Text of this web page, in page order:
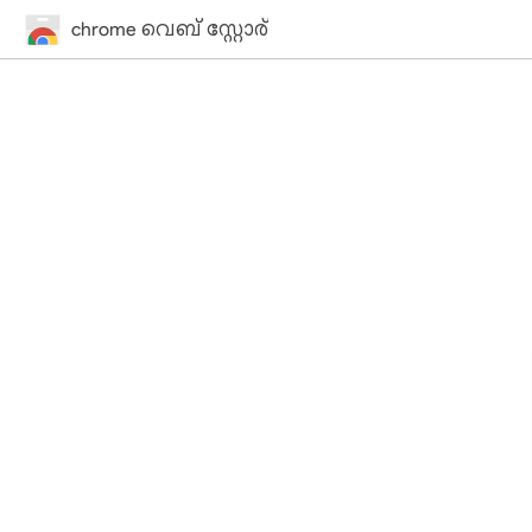
chrome വെബ് സ്റ്റോര്‍